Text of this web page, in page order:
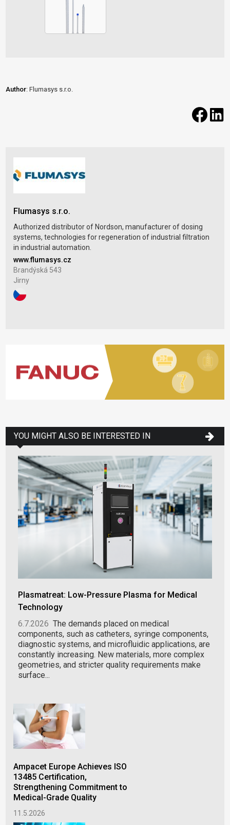
Author: Flumasys s.r.o.
Flumasys s.r.o.
Authorized distributor of Nordson, manufacturer of dosing
systems, technologies for regeneration of industrial filtration
in industrial automation.
www.flumasys.cz
Brandýská 543
Jirny
YOU MIGHT ALSO BE INTERESTED IN
Plasmatreat: Low-Pressure Plasma for Medical
Technology
6.7.2026 The demands placed on medical
components, such as catheters, syringe components,
diagnostic systems, and microfluidic applications, are
constantly increasing. New materials, more complex
geometries, and stricter quality requirements make
surface...
Ampacet Europe Achieves ISO
13485 Certification,
Strengthening Commitment to
Medical-Grade Quality
11.5.2026